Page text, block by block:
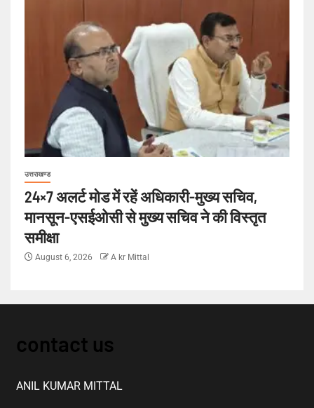
उत्तराखण्ड
24×7 अलर्ट मोड में रहें अधिकारी-मुख्य सचिव,
मानसून-एसईओसी से मुख्य सचिव ने की विस्तृत
समीक्षा
August 6, 2026 A kr Mittal
contact us
ANIL KUMAR MITTAL